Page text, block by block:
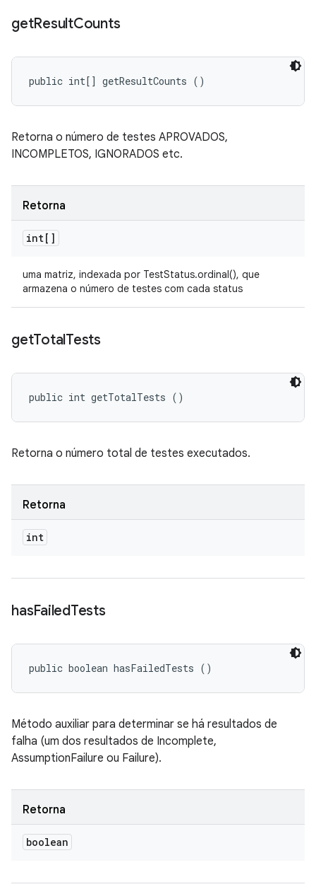
getResultCounts
public int[] getResultCounts ()
Retorna o número de testes APROVADOS,
INCOMPLETOS, IGNORADOS etc.
Retorna
int[]
uma matriz, indexada por TestStatus.ordinal(), que
armazena o número de testes com cada status
getTotalTests
public int getTotalTests ()
Retorna o número total de testes executados.
Retorna
int
hasFailedTests
public boolean hasFailedTests ()
Método auxiliar para determinar se há resultados de
falha (um dos resultados de Incomplete,
AssumptionFailure ou Failure).
Retorna
boolean